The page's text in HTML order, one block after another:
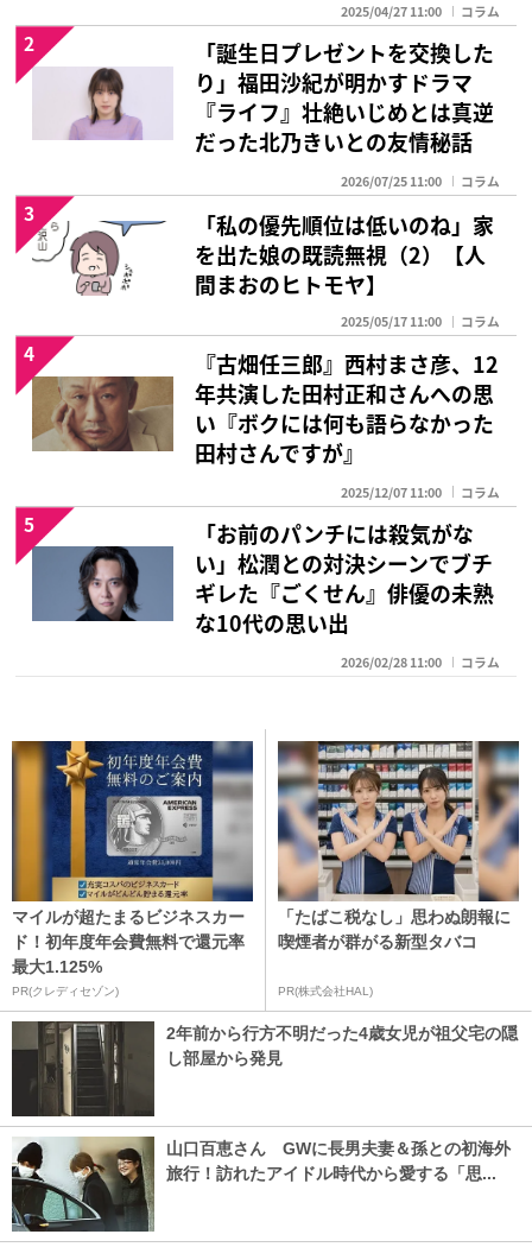
2025/04/27 11:00 コラム
「誕生日プレゼントを交換した
り」福田沙紀が明かすドラマ
『ライフ』壮絶いじめとは真逆
だった北乃きいとの友情秘話
2026/07/25 11:00 コラム
2
「私の優先順位は低いのね」家
を出た娘の既読無視（2）【人
間まおのヒトモヤ】
2025/05/17 11:00 コラム
3
『古畑任三郎』西村まさ彦、12
年共演した田村正和さんへの思
い『ボクには何も語らなかった
田村さんですが』
2025/12/07 11:00 コラム
4
「お前のパンチには殺気がな
い」松潤との対決シーンでブチ
ギレた『ごくせん』俳優の未熟
な10代の思い出
2026/02/28 11:00 コラム
5
マイルが超たまるビジネスカー
ド！初年度年会費無料で還元率
最大1.125%
PR(クレディセゾン)
「たばこ税なし」思わぬ朗報に
喫煙者が群がる新型タバコ
PR(株式会社HAL)
2年前から行方不明だった4歳女児が祖父宅の隠
し部屋から発見
山口百恵さん GWに長男夫妻＆孫との初海外
旅行！訪れたアイドル時代から愛する「思...